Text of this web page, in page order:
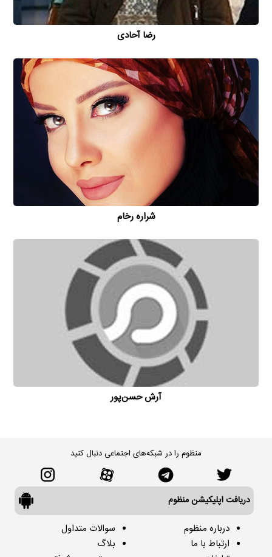
رضا آحادی
شراره رخام
آرش حسن‌پور
منظوم را در شبکه‌های اجتماعی دنبال کنید
دریافت اپلیکیشن منظوم
درباره منظوم
ارتباط با ما
سوالات متداول
بلاگ